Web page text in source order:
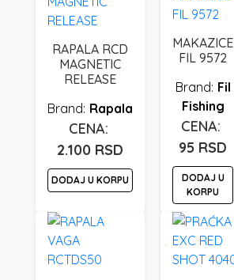
RAPALA RCD
MAGNETIC
RELEASE
Rapala
2.100 RSD
DODAJ U KORPU
MAKAZICE
FIL 9572
Fil
Fishing
95 RSD
DODAJ U
KORPU